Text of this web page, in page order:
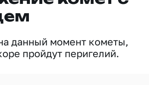
данный момент кометы,
пройдут перигелий.